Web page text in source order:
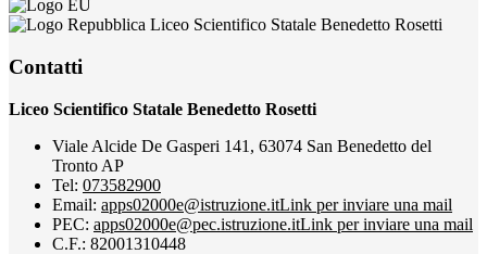
Liceo Scientifico Statale Benedetto Rosetti
Contatti
Liceo Scientifico Statale Benedetto Rosetti
Viale Alcide De Gasperi 141, 63074 San Benedetto del
Tronto AP
Tel: 073582900
Email: apps02000e@istruzione.itLink per inviare una mail
PEC: apps02000e@pec.istruzione.itLink per inviare una mail
C.F.: 82001310448